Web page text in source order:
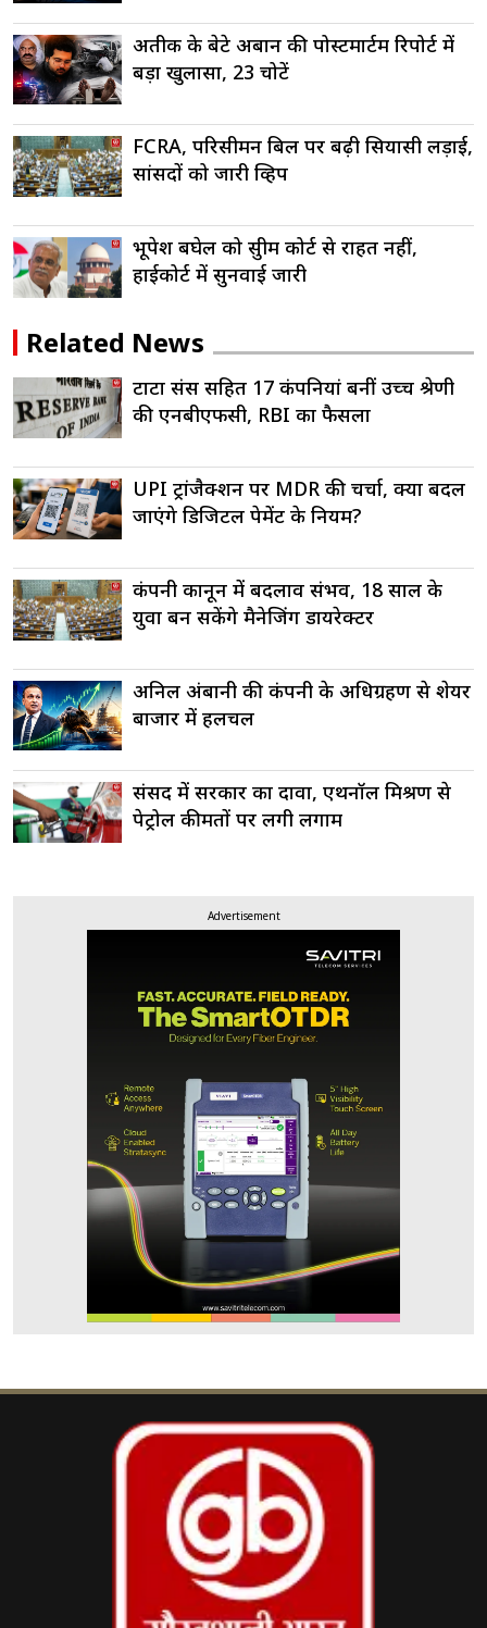
अतीक के बेटे अबान की पोस्टमार्टम रिपोर्ट में
बड़ा खुलासा, 23 चोटें
FCRA, परिसीमन बिल पर बढ़ी सियासी लड़ाई,
सांसदों को जारी व्हिप
भूपेश बघेल को सुप्रीम कोर्ट से राहत नहीं,
हाईकोर्ट में सुनवाई जारी
Related News
टाटा संस सहित 17 कंपनियां बनीं उच्च श्रेणी
की एनबीएफसी, RBI का फैसला
UPI ट्रांजैक्शन पर MDR की चर्चा, क्या बदल
जाएंगे डिजिटल पेमेंट के नियम?
कंपनी कानून में बदलाव संभव, 18 साल के
युवा बन सकेंगे मैनेजिंग डायरेक्टर
अनिल अंबानी की कंपनी के अधिग्रहण से शेयर
बाजार में हलचल
संसद में सरकार का दावा, एथनॉल मिश्रण से
पेट्रोल कीमतों पर लगी लगाम
Advertisement